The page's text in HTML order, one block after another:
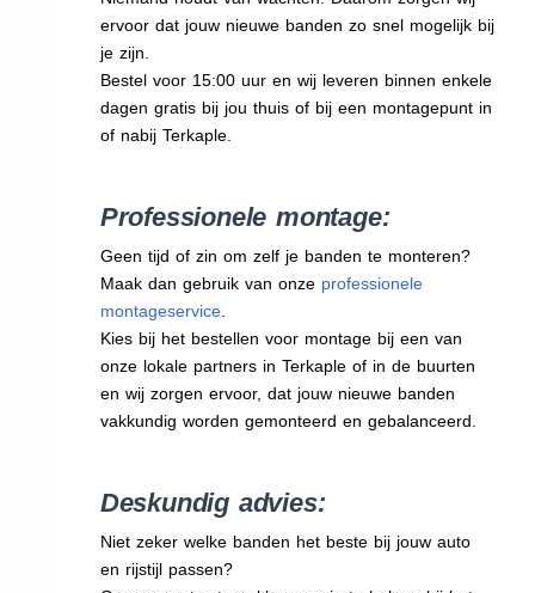
ervoor dat jouw nieuwe banden zo snel mogelijk bij
je zijn.
Bestel voor 15:00 uur en wij leveren binnen enkele
dagen gratis bij jou thuis of bij een montagepunt in
of nabij Terkaple.
Professionele montage:
Geen tijd of zin om zelf je banden te monteren?
Maak dan gebruik van onze professionele
montageservice.
Kies bij het bestellen voor montage bij een van
onze lokale partners in Terkaple of in de buurten
en wij zorgen ervoor, dat jouw nieuwe banden
vakkundig worden gemonteerd en gebalanceerd.
Deskundig advies:
Niet zeker welke banden het beste bij jouw auto
en rijstijl passen?